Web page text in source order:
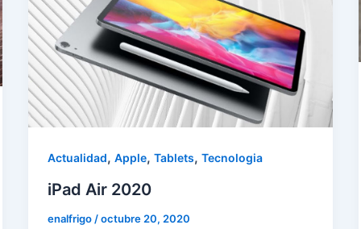
Actualidad, Apple, Tablets, Tecnologia
iPad Air 2020
enalfrigo /octubre 20, 2020